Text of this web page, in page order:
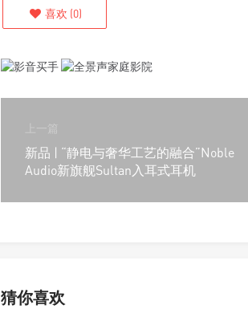
喜欢 (0)
上一篇
新品 | “静电与奢华工艺的融合”Noble
Audio新旗舰Sultan入耳式耳机
猜你喜欢